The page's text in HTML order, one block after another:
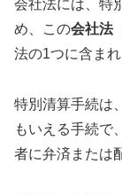
会社法には、特
め、この会社法
法の1つに含まれ
特別清算手続は
もいえる手続で
者に弁済または